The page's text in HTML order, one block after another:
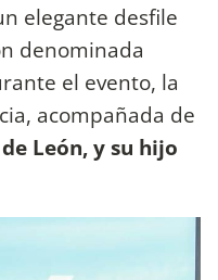
elegante desfile
denominada
el evento, la
acompañada de
León, y su hijo